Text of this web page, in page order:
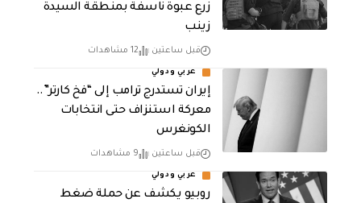
زرع عبوة ناسفة بمنطقة السيدة
زينب
قبل ساعتين 12 مشاهدات
عربي ودولي
إيران تستدرج ترامب إلى “فخ كارتر”..
معركة استنزاف حتى انتخابات
الكونغرس
قبل ساعتين 9 مشاهدات
عربي ودولي
روبيو يكشف عن حملة ضغط